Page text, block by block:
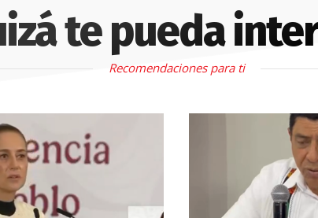
te pueda
Recomendaciones para ti